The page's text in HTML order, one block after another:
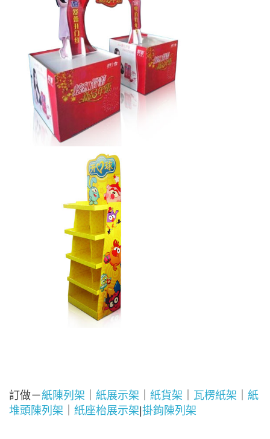
訂做－紙陳列架 紙展示架 紙貨架 瓦楞紙架
紙
堆頭陳列架
紙座枱展示架 掛鉤陳列架